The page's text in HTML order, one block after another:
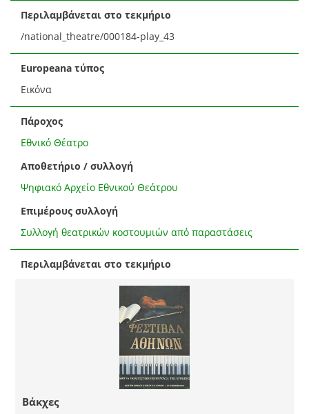
Περιλαμβάνεται στο τεκμήριο
/national_theatre/000184-play_43
Europeana τύπος
Εικόνα
Πάροχος
Εθνικό Θέατρο
Αποθετήριο / συλλογή
Ψηφιακό Αρχείο Εθνικού Θεάτρου
Επιμέρους συλλογή
Συλλογή θεατρικών κοστουμιών από παραστάσεις
Περιλαμβάνεται στο τεκμήριο
Βάκχες